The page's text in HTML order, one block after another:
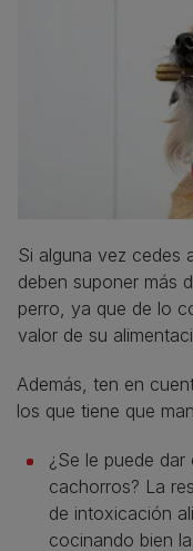
Si alguna vez cedes
deben suponer más
perro, ya que de lo
valor de su
Además, ten en
los que tiene que
¿Se le puede
cachorros? La
de intoxicación
cocinando bien